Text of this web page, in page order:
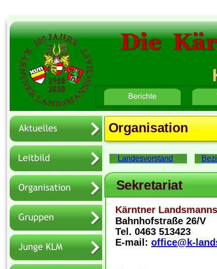
Home Button-Text 2
Die
Landesvorstand
Organisation
Kärntner
Bahnhofstraße 26/V
Tel. 0463 513423
E-mail: office@k-
Sekretariat